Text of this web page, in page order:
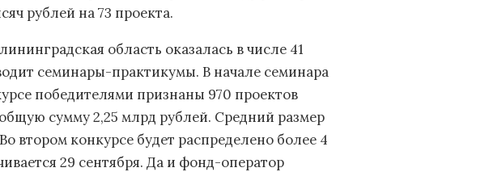
рублей на 73 проекта.
область оказалась в числе 41
семинары-практикумы. В начале семинара
победителями признаны 970 проектов
сумму 2,25 млрд рублей. Средний размер
втором конкурсе будет распределено более 4
29 сентября. Да и фонд-оператор